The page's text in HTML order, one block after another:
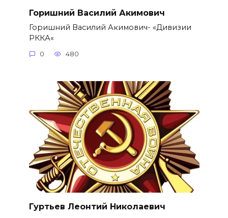
Горишний Василий Акимович
Горишний Василий Акимович- «Дивизии
РККА«
0 480
Гуртьев Леонтий Николаевич